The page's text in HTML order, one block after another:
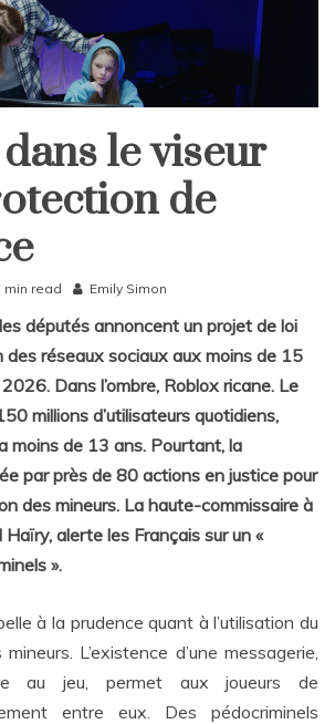
le viseur
de
min read Emily Simon
députés annoncent un projet de loi
des réseaux sociaux aux moins de 15
Dans l’ombre, Roblox ricane. Le
millions d’utilisateurs quotidiens,
moins de 13 ans. Pourtant, la
par près de 80 actions en justice pour
des mineurs. La haute-commissaire à
Haïry, alerte les Français sur un «
».
à la prudence quant à l’utilisation du
L’existence d’une messagerie,
au jeu, permet aux joueurs de
entre eux. Des pédocriminels